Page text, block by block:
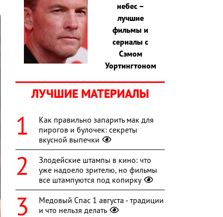
небес –
лучшие
фильмы и
сериалы с
Сэмом
Уортингтоном
ЛУЧШИЕ МАТЕРИАЛЫ
Как правильно запарить мак для
пирогов и булочек: секреты
вкусной выпечки
Злодейские штампы в кино: что
уже надоело зрителю, но фильмы
все штампуются под копирку
Медовый Спас 1 августа - традиции
и что нельзя делать